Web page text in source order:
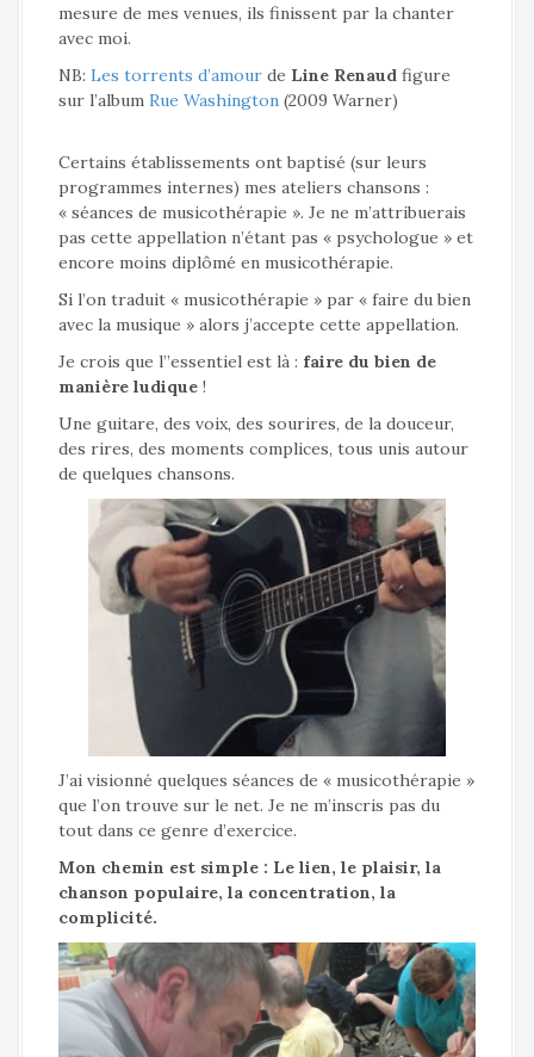
mesure de mes venues, ils finissent par la chanter
avec moi.
NB: Les torrents d’amour de Line Renaud figure
sur l’album Rue Washington (2009 Warner)
Certains établissements ont baptisé (sur leurs
programmes internes) mes ateliers chansons :
« séances de musicothérapie ». Je ne m’attribuerais
pas cette appellation n’étant pas « psychologue » et
encore moins diplômé en musicothérapie.
Si l’on traduit « musicothérapie » par « faire du bien
avec la musique » alors j’accepte cette appellation.
Je crois que l’’essentiel est là : faire du bien de
manière ludique !
Une guitare, des voix, des sourires, de la douceur,
des rires, des moments complices, tous unis autour
de quelques chansons.
J’ai visionné quelques séances de « musicothérapie »
que l’on trouve sur le net. Je ne m’inscris pas du
tout dans ce genre d’exercice.
Mon chemin est simple : Le lien, le plaisir, la
chanson populaire, la concentration, la
complicité.